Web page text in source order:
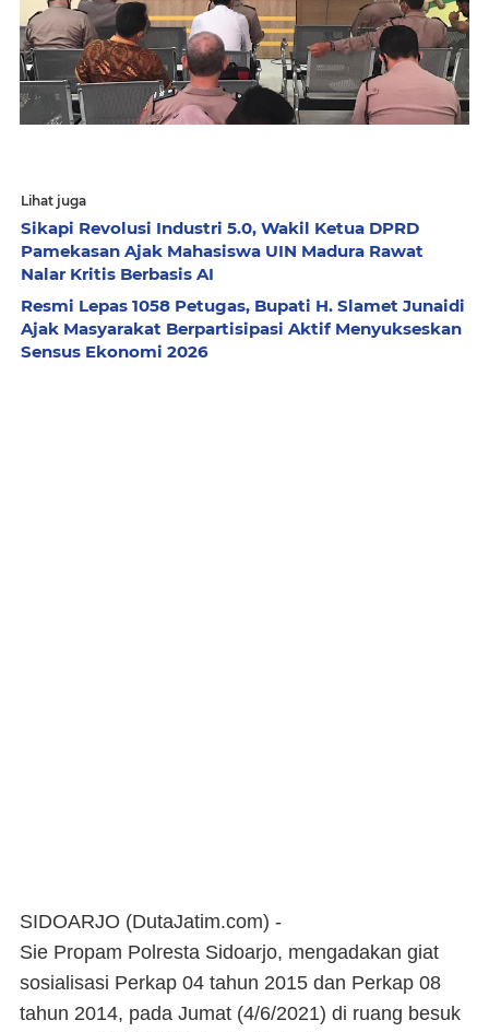
Lihat juga
Sikapi Revolusi Industri 5.0, Wakil Ketua DPRD
Pamekasan Ajak Mahasiswa UIN Madura Rawat
Nalar Kritis Berbasis AI
Resmi Lepas 1058 Petugas, Bupati H. Slamet Junaidi
Ajak Masyarakat Berpartisipasi Aktif Menyukseskan
Sensus Ekonomi 2026
SIDOARJO (DutaJatim.com) -
Sie Propam Polresta Sidoarjo, mengadakan giat
sosialisasi Perkap 04 tahun 2015 dan Perkap 08
tahun 2014, pada Jumat (4/6/2021) di ruang besuk